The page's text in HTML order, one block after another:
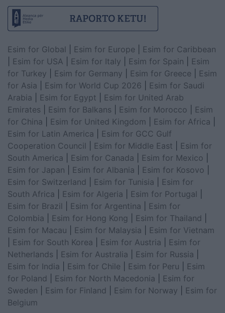
Esim for Global Esim for Europe
Esim for Caribbean
Esim for USA Esim for Italy Esim for Spain
Esim
for Turkey
Esim for Germany Esim for Greece
Esim
for Asia
Esim for World Cup 2026
Esim for Saudi
Arabia
Esim for Egypt
Esim for United Arab
Emirates
Esim for Balkans Esim for Morocco
Esim
for China
Esim for United Kingdom Esim for Africa
Esim for Latin America
Esim for GCC Gulf
Cooperation Council
Esim for Middle East
Esim for
South America
Esim for Canada Esim for Mexico
Esim for Japan
Esim for Albania Esim for Kosovo
Esim for Switzerland
Esim for Tunisia
Esim for
South Africa
Esim for Algeria Esim for Portugal
Esim for Brazil
Esim for Argentina
Esim for
Colombia
Esim for Hong Kong Esim for Thailand
Esim for Macau
Esim for Malaysia
Esim for Vietnam
Esim for South Korea Esim for Austria
Esim for
Netherlands
Esim for Australia Esim for Russia
Esim for India
Esim for Chile Esim for Peru
Esim
for Poland
Esim for North Macedonia
Esim for
Sweden
Esim for Finland Esim for Norway
Esim for
Belgium